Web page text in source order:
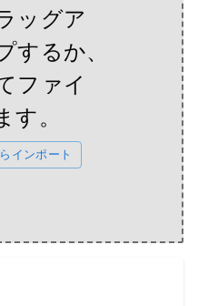
ッグア
するか、
ファイ
す。
インポート